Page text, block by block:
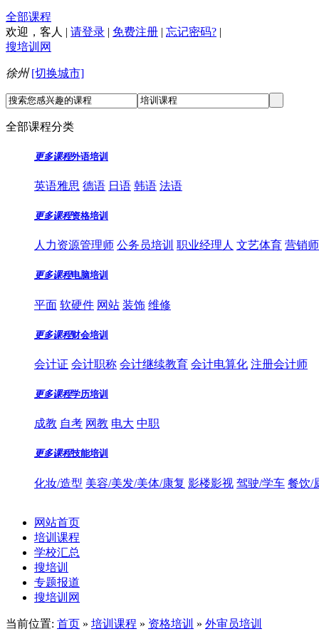
全部课程
欢迎， 客人 | 请登录 | 免费注册 | 忘记密码? |
搜培训网
徐州 [切换城市]
全部课程分类
更多课程外语培训
英语雅思 德语 日语 韩语 法语
更多课程资格培训
人力资源管理师 公务员培训 职业经理人 文艺体育 营销
更多课程电脑培训
平面 软硬件 网站 装饰 维修
更多课程财会培训
会计证 会计职称 会计继续教育 会计电算化 注册会计师
更多课程学历培训
成教 自考 网教 电大 中职
更多课程技能培训
化妆/造型 美容/美发/美体/康复 影楼影视 驾驶/学车 餐饮/
网站首页
培训课程
学校汇总
搜培训
专题报道
搜培训网
当前位置: 首页 » 培训课程 » 资格培训 » 外审员培训